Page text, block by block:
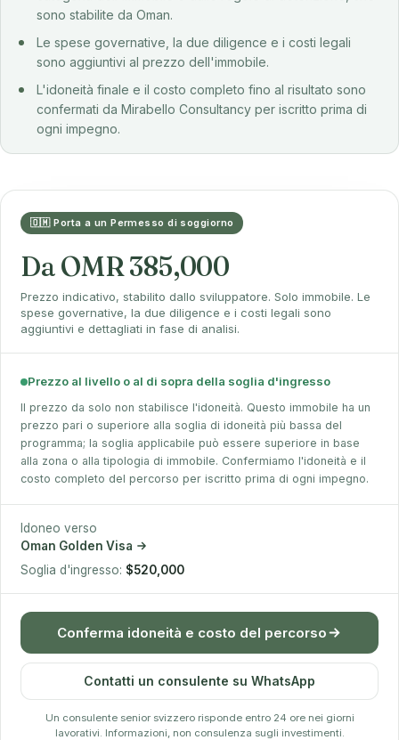
sono stabilite da Oman.
Le spese governative, la due diligence e i costi legali
sono aggiuntivi al prezzo dell'immobile.
L'idoneità finale e il costo completo fino al risultato sono
confermati da Mirabello Consultancy per iscritto prima di
ogni impegno.
🇴🇲 Porta a un Permesso di soggiorno
Da OMR 385,000
Prezzo indicativo, stabilito dallo sviluppatore. Solo immobile. Le
spese governative, la due diligence e i costi legali sono
aggiuntivi e dettagliati in fase di analisi.
Prezzo al livello o al di sopra della soglia d'ingresso
Il prezzo da solo non stabilisce l'idoneità. Questo immobile ha un
prezzo pari o superiore alla soglia di idoneità più bassa del
programma; la soglia applicabile può essere superiore in base
alla zona o alla tipologia di immobile. Confermiamo l'idoneità e il
costo completo del percorso per iscritto prima di ogni impegno.
Idoneo verso
Oman Golden Visa
Soglia d'ingresso: $520,000
Conferma idoneità e costo del percorso
Contatti un consulente su WhatsApp
Un consulente senior svizzero risponde entro 24 ore nei giorni
lavorativi. Informazioni, non consulenza sugli investimenti.